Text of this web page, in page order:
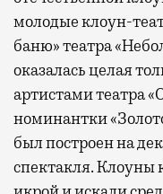
молодые клоун-
баню» театра
оказалась целая
артистами театра
номинантки
был построен на
спектакля. Клоуны